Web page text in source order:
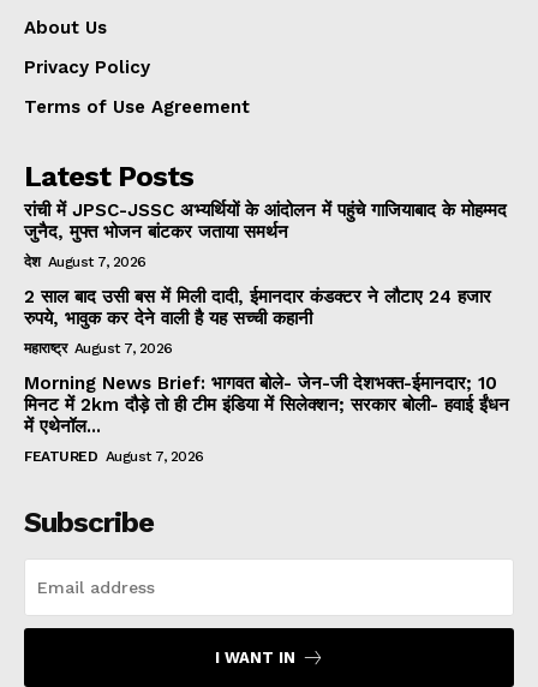
About Us
Privacy Policy
Terms of Use Agreement
Latest Posts
रांची में JPSC-JSSC अभ्यर्थियों के आंदोलन में पहुंचे गाजियाबाद के मोहम्मद
जुनैद, मुफ्त भोजन बांटकर जताया समर्थन
देश August 7, 2026
2 साल बाद उसी बस में मिली दादी, ईमानदार कंडक्टर ने लौटाए 24 हजार
रुपये, भावुक कर देने वाली है यह सच्ची कहानी
महाराष्ट्र August 7, 2026
Morning News Brief: भागवत बोले- जेन-जी देशभक्त-ईमानदार; 10
मिनट में 2km दौड़े तो ही टीम इंडिया में सिलेक्शन; सरकार बोली- हवाई ईंधन
में एथेनॉल...
FEATURED August 7, 2026
Subscribe
I WANT IN